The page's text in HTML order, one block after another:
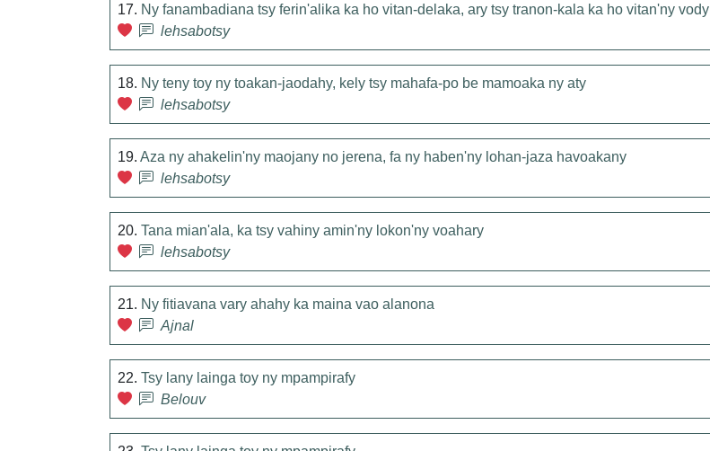
17. Ny fanambadiana tsy ferin'alika ka ho vitan-delaka, ary tsy tranon-kala ka ho vitan'ny vody
lehsabotsy
18. Ny teny toy ny toakan-jaodahy, kely tsy mahafa-po be mamoaka ny aty
lehsabotsy
19. Aza ny ahakelin'ny maojany no jerena, fa ny haben'ny lohan-jaza havoakany
lehsabotsy
20. Tana mian'ala, ka tsy vahiny amin'ny lokon'ny voahary
lehsabotsy
21. Ny fitiavana vary ahahy ka maina vao alanona
Ajnal
22. Tsy lany lainga toy ny mpampirafy
Belouv